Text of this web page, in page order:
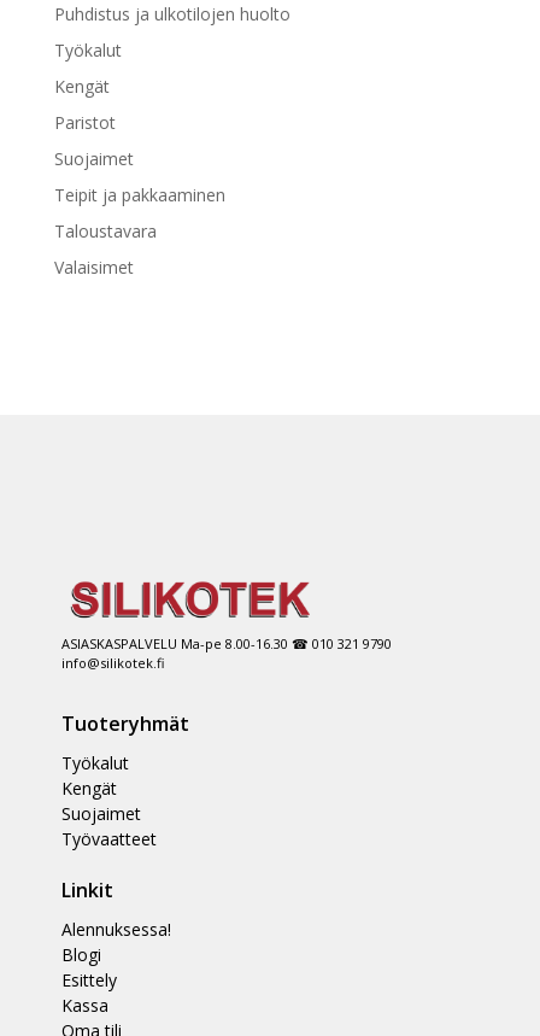
Puhdistus ja ulkotilojen huolto
Työkalut
Kengät
Paristot
Suojaimet
Teipit ja pakkaaminen
Taloustavara
Valaisimet
ASIASKASPALVELU Ma-pe 8.00-16.30 ☎ 010 321 9790
info@silikotek.fi
Tuoteryhmät
Työkalut
Kengät
Suojaimet
Työvaatteet
Linkit
Alennuksessa!
Blogi
Esittely
Kassa
Oma tili